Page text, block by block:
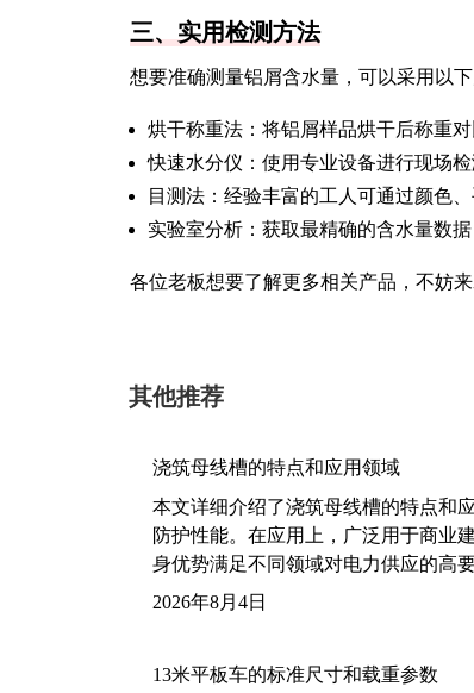
三、实用检测方法
想要准确测量铝屑含水量，可以采用以下
烘干称重法：将铝屑样品烘干后称重对
快速水分仪：使用专业设备进行现场检
目测法：经验丰富的工人可通过颜色
实验室分析：获取最精确的含水量数据
各位老板想要了解更多相关产品，不妨
其他推荐
浇筑母线槽的特点和应用领域
本文详细介绍了浇筑母线槽的特点和
防护性能。在应用上，广泛用于商业
身优势满足不同领域对电力供应的高
2026年8月4日
13米平板车的标准尺寸和载重参数